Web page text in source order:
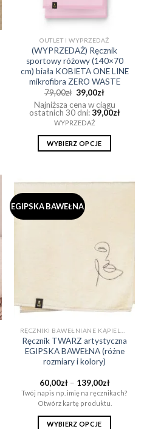
OUTLET I WYPRZEDAŻ
(WYPRZEDAŻ) Ręcznik
sportowy różowy (140×70
cm) biała KOBIETA ONE LINE
mikrofibra ZERO WASTE
79,00zł Pierwotna
cena
wynosiła:
79,00zł.
39,00złAktualna
wynosi:
39,00zł.
Najniższa cena w ciągu
ostatnich 30 dni:39,00zł
WYPRZEDAŻ
WYBIERZ OPCJE
EGIPSKA BAWEŁNA
Ręcznik TWARZ artystyczna
EGIPSKA BAWEŁNA (różne
rozmiary i kolory)
60,00zł – 139,00złZakres
cen:
od
60,00zł
do
Twój napis np. imię na ręcznikach?
Otwórz kartę produktu.
WYBIERZ OPCJE